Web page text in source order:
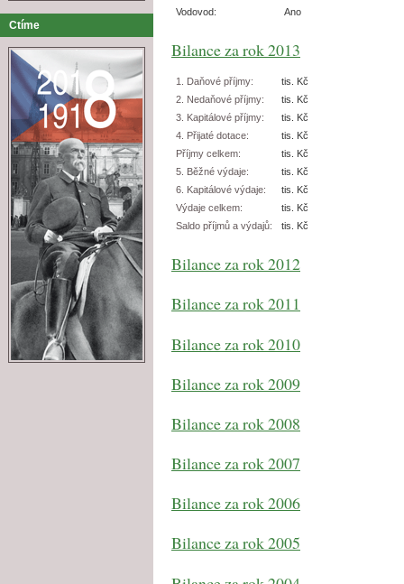
Ctíme
Vodovod:
Ano
Bilance za rok 2013
1. Daňové příjmy:
tis. Kč
2. Nedaňové příjmy:
tis. Kč
3. Kapitálové příjmy:
tis. Kč
4. Přijaté dotace:
tis. Kč
Příjmy celkem:
tis. Kč
5. Běžné výdaje:
tis. Kč
6. Kapitálové výdaje:
tis. Kč
Výdaje celkem:
tis. Kč
Saldo příjmů a výdajů:
tis. Kč
Bilance za rok 2012
Bilance za rok 2011
Bilance za rok 2010
Bilance za rok 2009
Bilance za rok 2008
Bilance za rok 2007
Bilance za rok 2006
Bilance za rok 2005